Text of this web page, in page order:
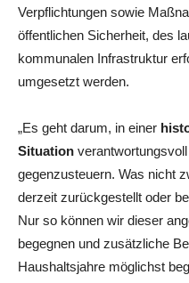
Verpflichtungen sowie
öffentlichen Sicherheit, des
kommunalen Infrastruktur
umgesetzt werden.
„Es geht darum, in einer
Situation
gegenzusteuern. Was nicht
derzeit zurückgestellt oder
Nur so können wir dieser
begegnen und zusätzliche
Haushaltsjahre möglichst